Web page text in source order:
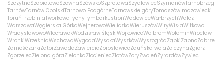
SzczytnoSzepietowoSzewnaSzówskoSzprotawaSzydłowiecSzymanówTarnobrzeg
TarnówTarnów OpolskiTarnowo PodgórneTarnowskie góryTomaszów mazowiecki
ToruńTrzebiniaTworkowaTychyTymbarkUstrońWadowiceWałbrzychWałcz
WarszawaWęgierska GórkaWejherowoWieliczkaWieruszówWiryWisłaWitkowo
WładysławowoWłocławekWodzisław śląskiWojkowiceWolbromWołominWrocław
WronkiWrześniaWschowaWygodaWysokaWyszkówWyszogródZąbkiŻabnoZabrze
ZamośćżarkiZatorZawadaZawiercieZbrosławiceZduńska wolaZelczynaZgierz
ZgorzelecZielona góraZielonkaZłocieniecZłotówŻoryZwoleńŻyrardówŻywiec